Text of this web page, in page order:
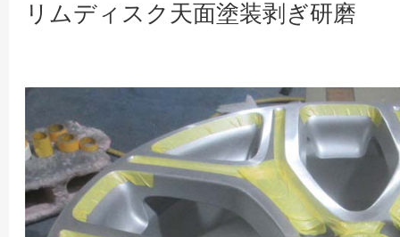
リムディスク天面塗装剥ぎ研磨